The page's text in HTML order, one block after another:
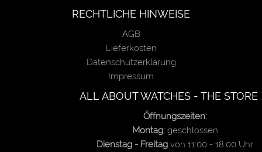
RECHTLICHE HINWEISE
AGB
Lieferkosten
Datenschutzerklärung
Impressum
ALL ABOUT WATCHES - THE STORE
Öffnungszeiten:
Montag: geschlossen
Dienstag - Freitag von 11:00 - 18:00 Uhr